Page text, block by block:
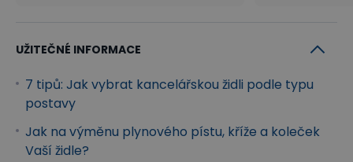
Součástí je i výškově nastavitelná opěrka hlavy
která umožňuje nastavení podpěry nahoru či dolů,
dle vaší individuální potřeby. Slouží jako příjemná
opora hlavy, krku a krční páteře, zejména při
dlouhých hodinách v práci. Minimalizuje nepříznivé
UŽITEČNÉ INFORMACE
7 tipů: Jak vybrat kancelářskou židli podle typu
postavy
Jak na výměnu plynového pístu, kříže a koleček
Vaší židle?